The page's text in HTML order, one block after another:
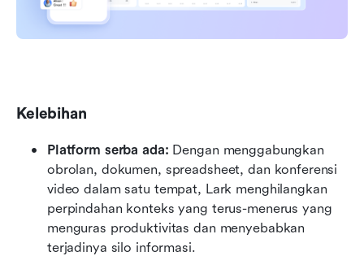
Kelebihan
Platform serba ada: Dengan menggabungkan
obrolan, dokumen, spreadsheet, dan konferensi
video dalam satu tempat, Lark menghilangkan
perpindahan konteks yang terus-menerus yang
menguras produktivitas dan menyebabkan
terjadinya silo informasi.